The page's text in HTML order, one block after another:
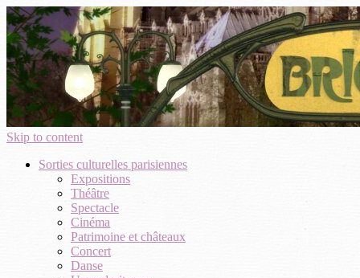
Skip to content
Sorties culturelles parisiennes
Expositions
Théâtre
Spectacle
Cinéma
Patrimoine et châteaux
Concert
Danse